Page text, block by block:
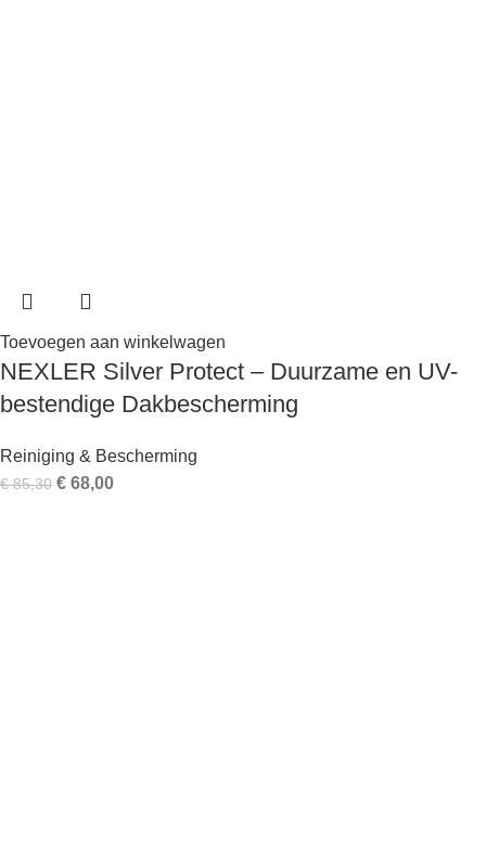
Toevoegen aan winkelwagen
NEXLER Silver Protect – Duurzame en UV-
bestendige Dakbescherming
Reiniging & Bescherming
€85,30 € 68,00